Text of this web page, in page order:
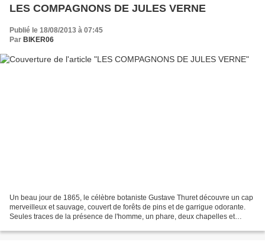
LES COMPAGNONS DE JULES VERNE
Publié le 18/08/2013 à 07:45
Par BIKER06
Un beau jour de 1865, le célèbre botaniste Gustave Thuret découvre un cap
merveilleux et sauvage, couvert de forêts de pins et de garrigue odorante.
Seules traces de la présence de l'homme, un phare, deux chapelles et